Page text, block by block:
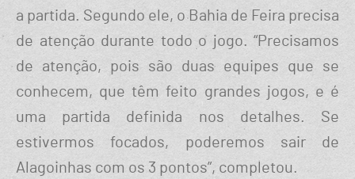
a partida. Segundo ele, o Bahia de Feira precisa
de atenção durante todo o jogo. “Precisamos
de atenção, pois são duas equipes que se
conhecem, que têm feito grandes jogos, e é
uma partida definida nos detalhes. Se
estivermos focados, poderemos sair de
Alagoinhas com os 3 pontos”, completou.